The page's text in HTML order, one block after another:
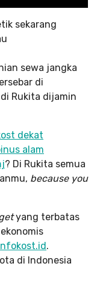
sekarang
sewa jangka
di
Rukita dijamin
dekat
alam
? Di Rukita semua
because you
yang terbatas
.
di Indonesia